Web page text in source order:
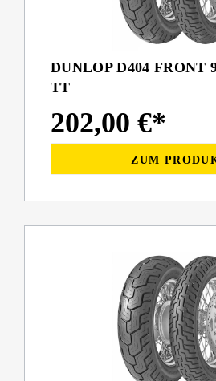
DUNLOP D404 FRONT
TT
202,00 €*
ZUM